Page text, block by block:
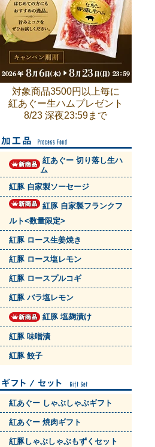
対象商品3500円以上毎に
紅あぐー生ハムプレゼント
8/23 深夜23:59まで
紅あぐー 切り落し生ハ
ム
紅豚 自家製ソーセージ
紅豚 自家製フランクフ
ルト<数量限定>
紅豚 ロース生姜焼き
紅豚 ロース塩レモン
紅豚 ロースプルコギ
紅豚 バラ塩レモン
紅豚 塩麹漬け
紅豚 味噌漬
紅豚 餃子
紅あぐー しゃぶしゃぶギフト
紅あぐー 焼肉ギフト
紅豚しゃぶしゃぶもずくセット